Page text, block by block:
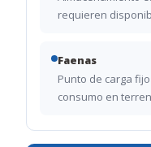
requieren
Faenas
Punto de carga
consumo en